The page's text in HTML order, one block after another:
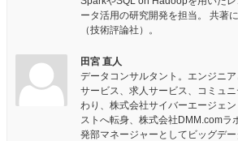
ータ活用の研究開発を担当。 共著
（技術評論社）。
田宮 直人
データコンサルタント。エンジニ
サービス、求人サービス、コミュ
わり、株式会社サイバーエージェ
ストへ転身、株式会社DMM.comラ
発部マネージャーとしてビッグデ